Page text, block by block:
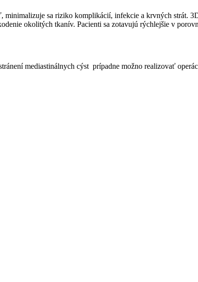
sa riziko komplikácií, infekcie a krvných strát.
okolitých tkanív. Pacienti sa zotavujú rýchlejšie v
mediastinálnych cýst prípadne možno realizovať